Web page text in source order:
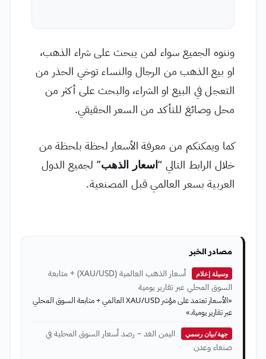
وننوه الجميع سواء لمن يبحث على شراء الذهب،
او بيع الذهب من الرجال والنساء توخي الحذر من
التعجل في البيع او الشراء، والبحث على أكثر من
محل وصائغ للتأكد من السعر الحقيقي.
كما ويمكنكم من معرفة الأسعار لحظة بلحظة من
خلال الرابط التالي “اسعار الذهب” لجميع الدول
العربية بسعر العالمي قبل المصنعية.
مصادر الخبر
وسيلة إعلام
أسعار الذهب العالمية (XAU/USD) + متابعة
السوق المحلي عبر تقارير يومية
«الأسعار تعتمد على مؤشر XAU/USD العالمي + متابعة السوق المحلي
عبر تقارير يومية.»
جهة/بيان رسمي
اليمن الغد – رصد أسعار السوق المحلية في
صنعاء وعدن